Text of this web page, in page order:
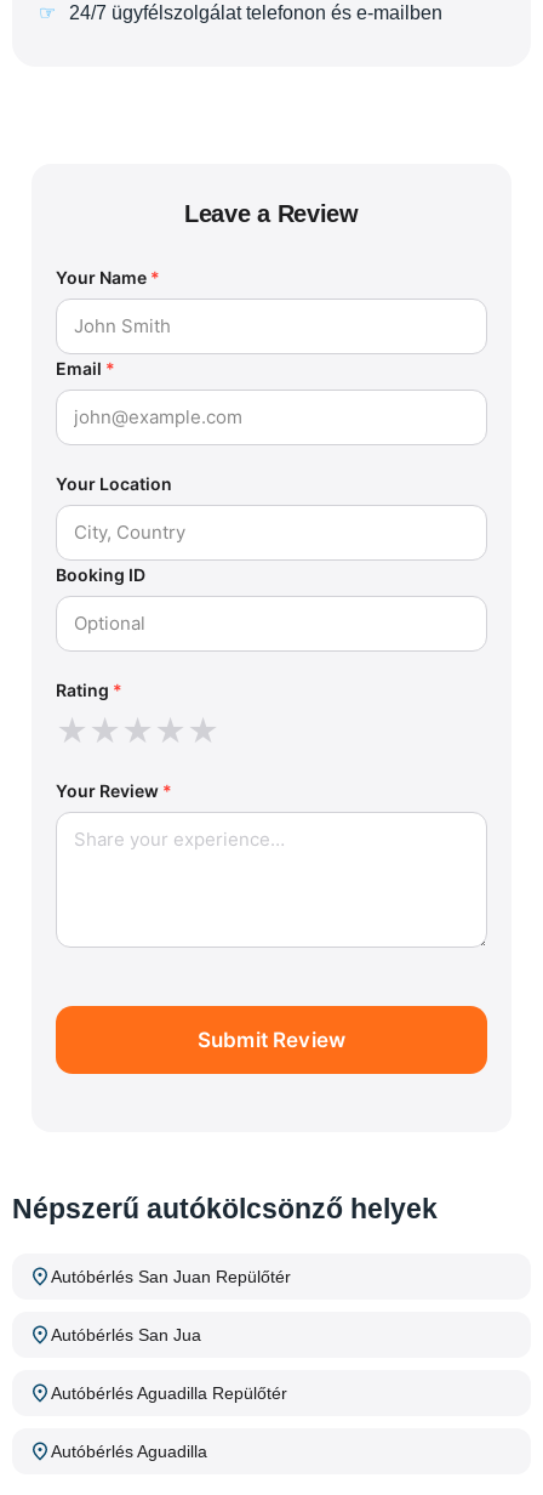
24/7 ügyfélszolgálat telefonon és e-mailben
Leave a Review
Your Name *
Email *
Your Location
Booking ID
Rating *
★★★★★
Your Review *
Submit Review
Népszerű autókölcsönző helyek
Autóbérlés San Juan Repülőtér
Autóbérlés San Jua
Autóbérlés Aguadilla Repülőtér
Autóbérlés Aguadilla